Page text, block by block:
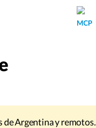
MCP
Argentina y remotos.